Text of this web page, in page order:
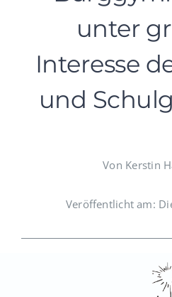
unter
Interesse
und
Von Kerstin
Veröffentlicht am: